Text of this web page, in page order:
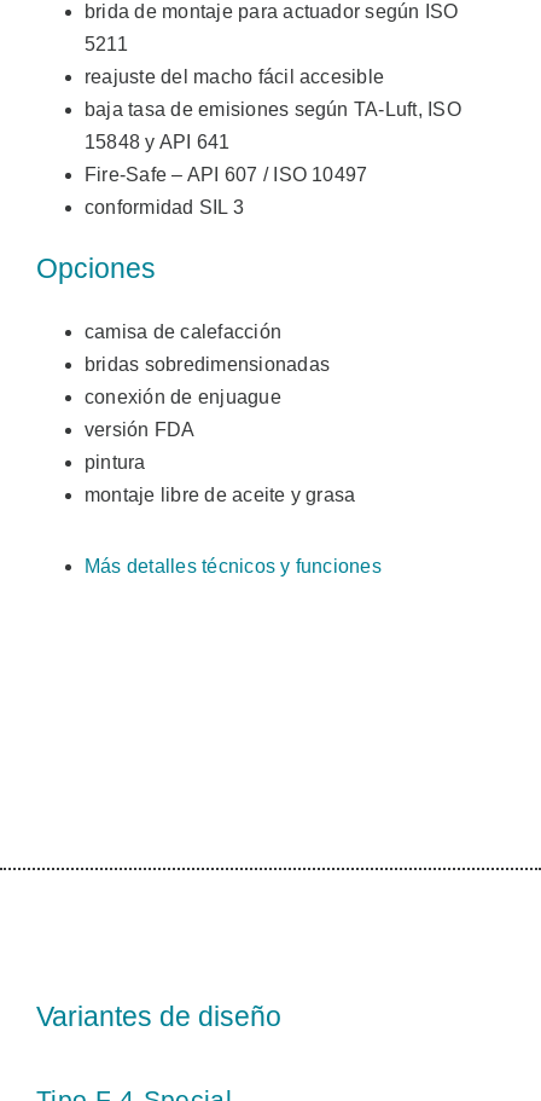
brida de montaje para actuador según ISO
5211
reajuste del macho fácil accesible
baja tasa de emisiones según TA-Luft, ISO
15848 y API 641
Fire-Safe – API 607 / ISO 10497
conformidad SIL 3
Opciones
camisa de calefacción
bridas sobredimensionadas
conexión de enjuague
versión FDA
pintura
montaje libre de aceite y grasa
Más detalles técnicos y funciones
Variantes de diseño